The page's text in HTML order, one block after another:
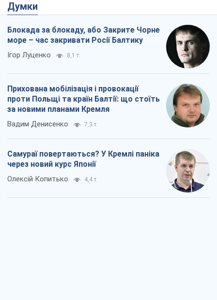
Думки
Блокада за блокаду, або Закрите Чорне
море – час закривати Росії Балтику
Ігор Луценко 8,1 т.
Прихована мобілізація і провокації
проти Польщі та країн Балтії: що стоїть
за новими планами Кремля
Вадим Денисенко 7,3 т.
Самураї повертаються? У Кремлі паніка
через новий курс Японії
Олексій Копитько 4,4 т.